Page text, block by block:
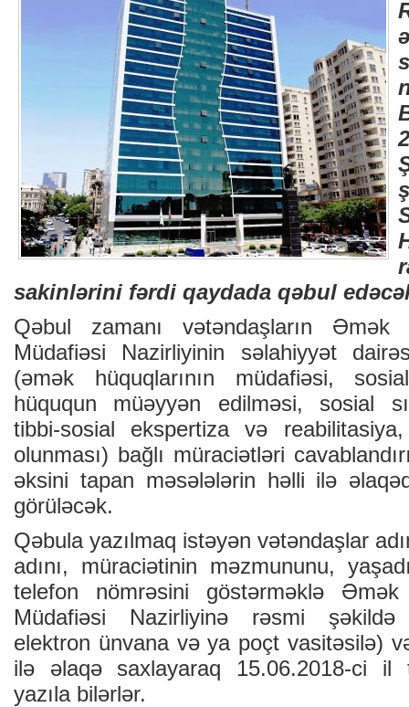
sakinlərini fərdi qaydada qəbul
Qəbul zamanı vətəndaşların
Müdafiəsi Nazirliyinin səlahiyyət
(əmək hüquqlarının müdafiəsi,
hüququn müəyyən edilməsi, sosial
tibbi-sosial ekspertiza və
olunması) bağlı müraciətləri
əksini tapan məsələlərin həlli ilə
görüləcək.
Qəbula yazılmaq istəyən vətəndaşlar
adını, müraciətinin məzmununu,
telefon nömrəsini göstərməklə
Müdafiəsi Nazirliyinə rəsmi
elektron ünvana və ya poçt vasitəsilə)
ilə əlaqə saxlayaraq 15.06.2018-ci il
yazıla bilərlər.